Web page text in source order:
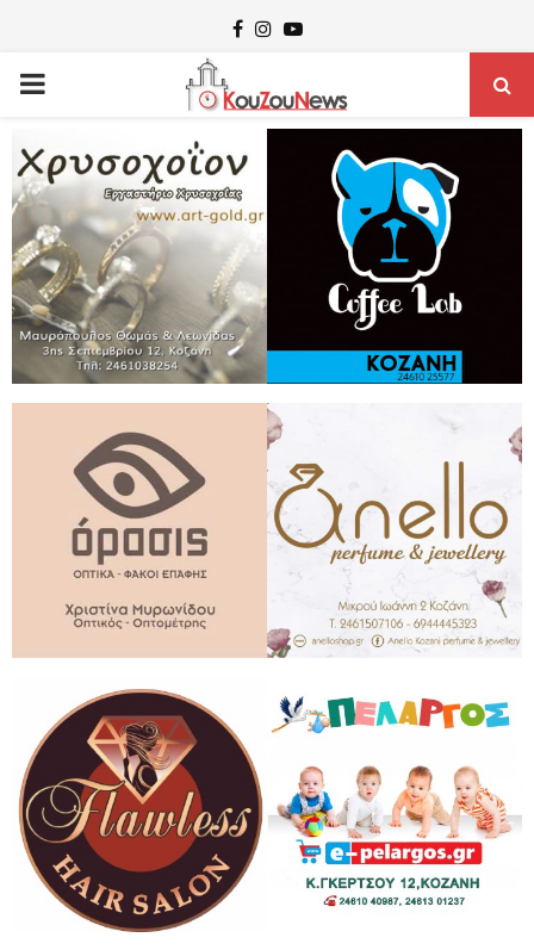
Facebook
Instagram
Youtube
PRIMARY
MENU